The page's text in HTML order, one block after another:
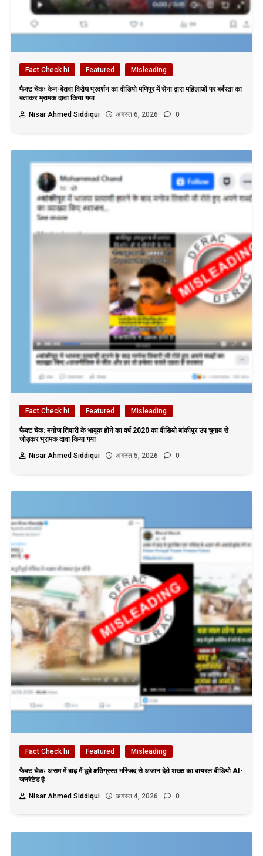
Fact Check hi Featured Misleading
फैक्ट चेकः केन-बेतवा विरोध प्रदर्शन का वीडियो मणिपुर में सेना द्वारा महिलाओं पर बर्बरता का
बताकर भ्रामक दावा किया गया
Nisar Ahmed Siddiqui
अगस्त 6, 2026 0
Fact Check hi Featured Misleading
फैक्ट चेक: मनोज तिवारी के भावुक होने का वर्ष 2020 का वीडियो बांकीपुर उप चुनाव से
जोड़कर भ्रामक दावा किया गया
Nisar Ahmed Siddiqui
अगस्त 5, 2026 0
Fact Check hi Featured Misleading
फैक्ट चेकः असम में बाढ़ में डूबे क्षतिग्रस्त मस्जिद से अजान देते शख्स का वायरल वीडियो AI-
जनरेटेड है
Nisar Ahmed Siddiqui
अगस्त 4, 2026 0